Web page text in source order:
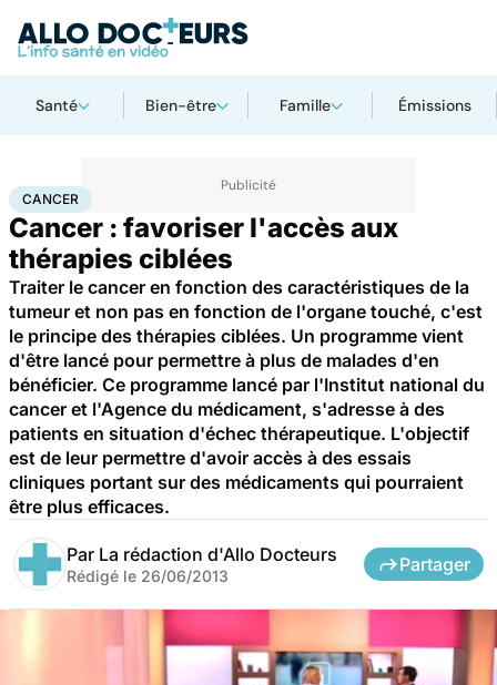
Santé Bien-être Famille Émissions
AccueilSanté Cancer
CANCER
Cancer : favoriser l'accès aux
thérapies ciblées
Traiter le cancer en fonction des caractéristiques de la
tumeur et non pas en fonction de l'organe touché, c'est
le principe des thérapies ciblées. Un programme vient
d'être lancé pour permettre à plus de malades d'en
bénéficier. Ce programme lancé par l'Institut national du
cancer et l'Agence du médicament, s'adresse à des
patients en situation d'échec thérapeutique. L'objectif
est de leur permettre d'avoir accès à des essais
cliniques portant sur des médicaments qui pourraient
être plus efficaces.
Par La rédaction d'Allo Docteurs
Rédigé le 26/06/2013
Partager